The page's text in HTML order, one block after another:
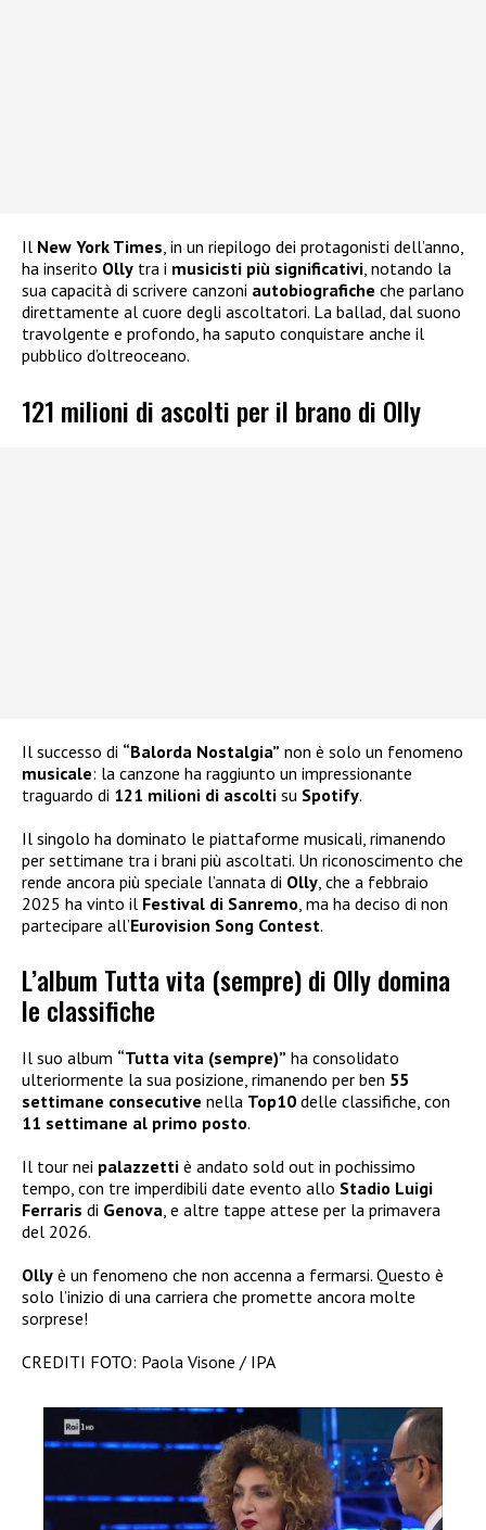
Il New York Times, in un riepilogo dei protagonisti dell’anno,
ha inserito Olly tra i musicisti più significativi, notando la
sua capacità di scrivere canzoni autobiografiche che parlano
direttamente al cuore degli ascoltatori. La ballad, dal suono
travolgente e profondo, ha saputo conquistare anche il
pubblico d’oltreoceano.
121 milioni di ascolti per il brano di Olly
Il successo di “Balorda Nostalgia” non è solo un fenomeno
musicale: la canzone ha raggiunto un impressionante
traguardo di 121 milioni di ascolti su Spotify.
Il singolo ha dominato le piattaforme musicali, rimanendo
per settimane tra i brani più ascoltati. Un riconoscimento che
rende ancora più speciale l’annata di Olly , che a febbraio
2025 ha vinto il Festival di Sanremo , ma ha deciso di non
partecipare all’Eurovision Song Contest.
L’album Tutta vita (sempre) di Olly domina
le classifiche
Il suo album “Tutta vita (sempre)” ha consolidato
ulteriormente la sua posizione, rimanendo per ben 55
settimane consecutive nella Top10 delle classifiche, con
11 settimane al primo posto.
Il tour nei palazzetti è andato sold out in pochissimo
tempo, con tre imperdibili date evento allo Stadio Luigi
Ferraris di Genova, e altre tappe attese per la primavera
del 2026.
Olly è un fenomeno che non accenna a fermarsi. Questo è
solo l’inizio di una carriera che promette ancora molte
sorprese!
CREDITI FOTO: Paola Visone / IPA